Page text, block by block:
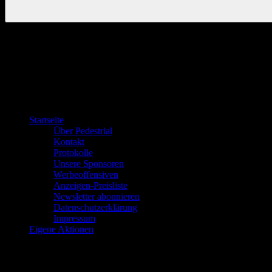
Startseite
Über Pedestrial
Kontakt
Protokolle
Unsere Sponsoren
Werbeoffensiven
Anzeigen-Preisliste
Newsletter abonnieren
Datenschutzerklärung
Impressum
Eigene Aktionen